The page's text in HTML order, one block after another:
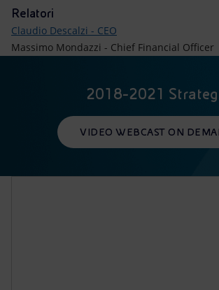
Relatori
Claudio Descalzi - CEO
Massimo Mondazzi - Chief Financial Officer
2018-2021
VIDEO WEBCAST ON